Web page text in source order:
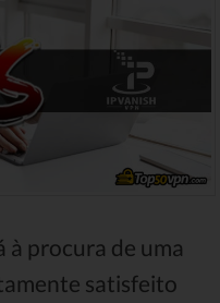
à procura de uma
satisfeito